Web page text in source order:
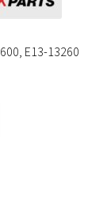
E13-13260